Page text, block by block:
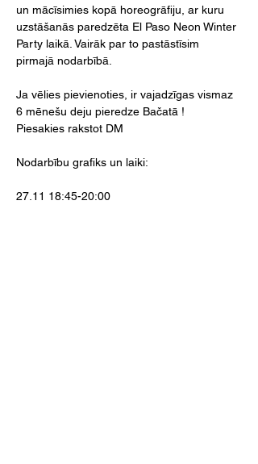
un mācīsimies kopā horeogrāfiju, ar kuru
uzstāšanās paredzēta El Paso Neon Winter
Party laikā. Vairāk par to pastāstīsim
pirmajā nodarbībā.
Ja vēlies pievienoties, ir vajadzīgas vismaz
6 mēnešu deju pieredze Bačatā !
Piesakies rakstot DM
Nodarbību grafiks un laiki:
27.11 18:45-20:00